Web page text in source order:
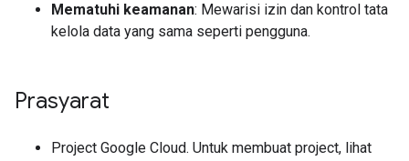
Mematuhi keamanan: Mewarisi izin dan kontrol tata
kelola data yang sama seperti pengguna.
Prasyarat
Project Google Cloud. Untuk membuat project, lihat